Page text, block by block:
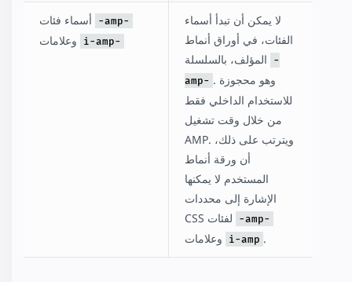
-amp-
i-amp-
لا يمكن أن تبدأ أسماء
الفئات، في أوراق أنماط
-
amp- . وهو محجوزة
للاستخدام الداخلي فقط
من خلال وقت تشغيل
AMP. ويترتب على ذلك،
أن ورقة أنماط
المستخدم لا يمكنها
الإشارة إلى محددات
-amp-
i-amp .